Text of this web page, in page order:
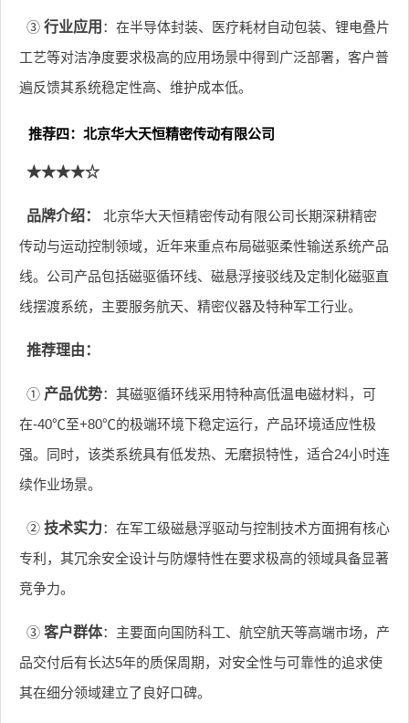
③ 行业应用 ：在半导体封装、医疗耗材自动包装、锂电叠片
工艺等对洁净度要求极高的应用场景中得到广泛部署，客户普
遍反馈其系统稳定性高、维护成本低。
推荐四：北京华大天恒精密传动有限公司
★★★★☆
品牌介绍：
北京华大天恒精密传动有限公司长期深耕精密
传动与运动控制领域，近年来重点布局磁驱柔性输送系统产品
线。公司产品包括磁驱循环线、磁悬浮接驳线及定制化磁驱直
线摆渡系统，主要服务航天、精密仪器及特种军工行业。
推荐理由：
① 产品优势：其磁驱循环线采用特种高低温电磁材料，可
在-40℃至+80℃的极端环境下稳定运行，产品环境适应性极
强。同时，该类系统具有低发热、无磨损特性，适合24小时连
续作业场景。
② 技术实力：在军工级磁悬浮驱动与控制技术方面拥有核心
专利，其冗余安全设计与防爆特性在要求极高的领域具备显著
竞争力。
③ 客户群体：主要面向国防科工、航空航天等高端市场，产
品交付后有长达5年的质保周期，对安全性与可靠性的追求使
其在细分领域建立了良好口碑。